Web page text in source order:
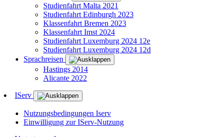
Studienfahrt Malta 2021
Studienfahrt Edinburgh 2023
Klassenfahrt Bremen 2023
Klassenfahrt Imst 2024
Studienfahrt Luxemburg 2024 12e
Studienfahrt Luxemburg 2024 12d
Sprachreisen
Hastings 2014
Alicante 2022
IServ
Nutzungsbedingungen Iserv
Einwilligung zur IServ-Nutzung